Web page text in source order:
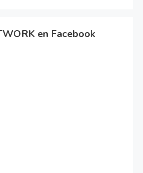
en Facebook